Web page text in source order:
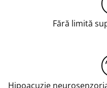
Fără limită
Hipoacuzie